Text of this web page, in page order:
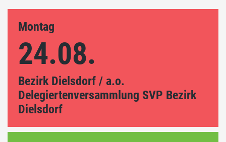
Montag
24.08.
Bezirk Dielsdorf / a.o.
Delegiertenversammlung SVP Bezirk
Dielsdorf